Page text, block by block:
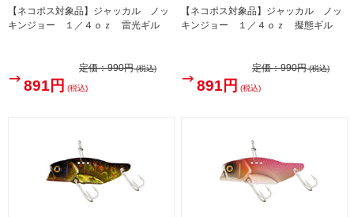
【ネコポス対象品】ジャッカル ノッ
キンジョー １／４ｏｚ 雷光ギル
定価：990円(税込)
891円 (税込)
【ネコポス対象品】ジャッカル ノッ
キンジョー １／４ｏｚ 擬態ギル
定価：990円(税込)
891円 (税込)